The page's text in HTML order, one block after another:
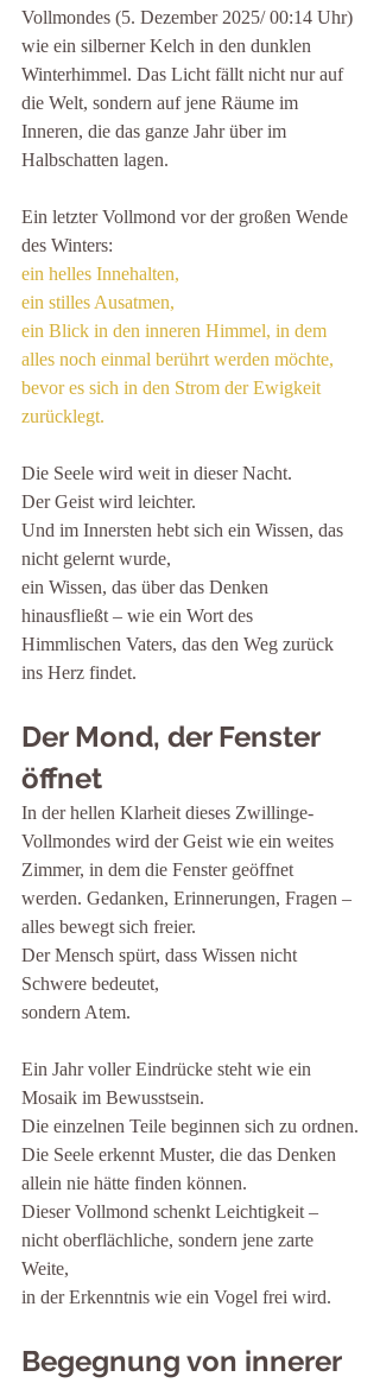
Vollmondes (5. Dezember 2025/ 00:14 Uhr)
wie ein silberner Kelch in den dunklen
Winterhimmel. Das Licht fällt nicht nur auf
die Welt, sondern auf jene Räume im
Inneren, die das ganze Jahr über im
Halbschatten lagen.
Ein letzter Vollmond vor der großen Wende
des Winters:
ein helles Innehalten,
ein stilles Ausatmen,
ein Blick in den inneren Himmel, in dem
alles noch einmal berührt werden möchte,
bevor es sich in den Strom der Ewigkeit
zurücklegt.
Die Seele wird weit in dieser Nacht.
Der Geist wird leichter.
Und im Innersten hebt sich ein Wissen, das
nicht gelernt wurde,
ein Wissen, das über das Denken
hinausfließt – wie ein Wort des
Himmlischen Vaters, das den Weg zurück
ins Herz findet.
Der Mond, der Fenster
öffnet
In der hellen Klarheit dieses Zwillinge-
Vollmondes wird der Geist wie ein weites
Zimmer, in dem die Fenster geöffnet
werden. Gedanken, Erinnerungen, Fragen –
alles bewegt sich freier.
Der Mensch spürt, dass Wissen nicht
Schwere bedeutet,
sondern Atem.
Ein Jahr voller Eindrücke steht wie ein
Mosaik im Bewusstsein.
Die einzelnen Teile beginnen sich zu ordnen.
Die Seele erkennt Muster, die das Denken
allein nie hätte finden können.
Dieser Vollmond schenkt Leichtigkeit –
nicht oberflächliche, sondern jene zarte
Weite,
in der Erkenntnis wie ein Vogel frei wird.
Begegnung von innerer